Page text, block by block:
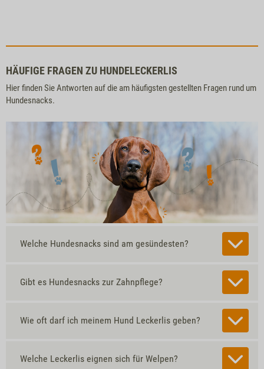
HÄUFIGE FRAGEN ZU HUNDELECKERLIS
Hier finden Sie Antworten auf die am häufigsten gestellten Fragen rund um
Hundesnacks.
Welche Hundesnacks sind am gesündesten?
Gibt es Hundesnacks zur Zahnpflege?
Wie oft darf ich meinem Hund Leckerlis geben?
Welche Leckerlis eignen sich für Welpen?